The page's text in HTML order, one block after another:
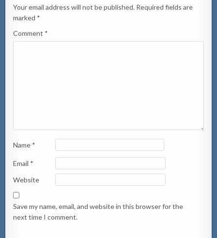
Your email address will not be published. Required fields are
marked *
Comment *
Name *
Email *
Website
Save my name, email, and website in this browser for the
next time I comment.